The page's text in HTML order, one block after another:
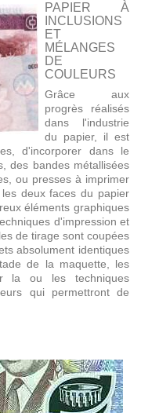
PAPIER À
INCLUSIONS
ET
MÉLANGES
DE
COULEURS
Grâce aux
progrès réalisés
dans l'industrie
du papier, il est
d'incorporer dans le
des bandes métallisées
ou presses à imprimer
deux faces du papier
éléments graphiques
d'impression et
de tirage sont coupées
absolument identiques
de la maquette, les
la ou les techniques
qui permettront de